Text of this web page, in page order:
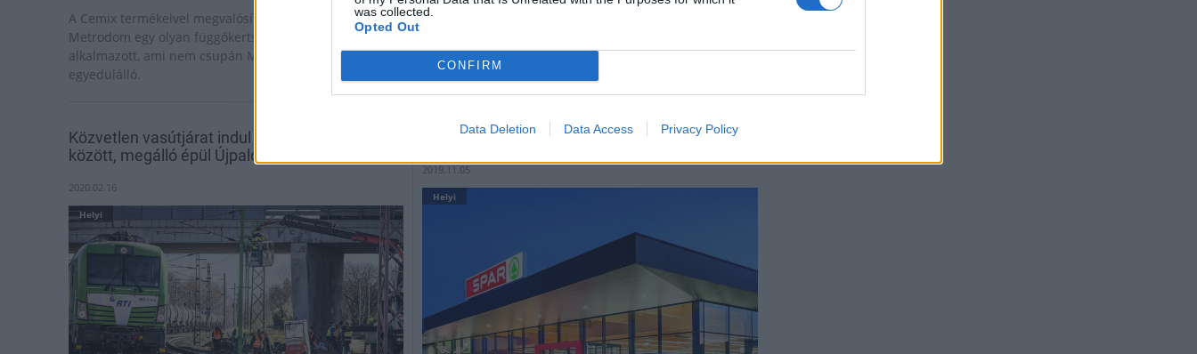
was collected.
Opted Out
CONFIRM
Data Deletion Data Access Privacy Policy
A Cemix termékeivel megvalósított beruházásban a
Metrodom egy olyan függőkertszerű megoldást
alkalmazott, ami nem csupán Magyarországon
egyedülálló.
Közvetlen vasútjárat indul Piliscsaba és Rákos
között, megálló épül Újpalotán
2020.02.16
Helyi
bazaltbetonburkolat jön létre a nyomvályúsodás
elkerülése érdekében.
Megújult Cegléd bevásárlóközpontja
2019.11.05
Helyi